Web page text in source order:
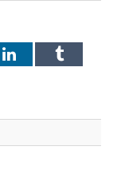
LinkedInTumblr